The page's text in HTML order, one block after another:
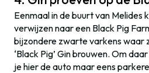
Eenmaal in de buurt van Melides
verwijzen naar een Black Pig
bijzondere zwarte varkens waar
‘Black Pig’ Gin brouwen. Om
je hier de auto maar eens